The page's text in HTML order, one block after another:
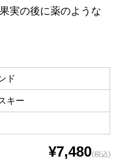
実の後に薬のような
ド
キー
¥7,480(税込)